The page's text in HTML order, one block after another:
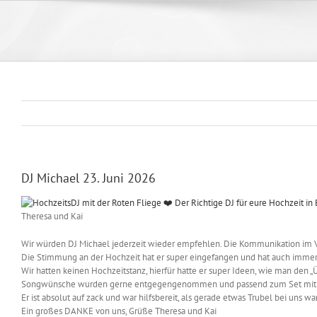
DJ Michael 23. Juni 2026
Theresa und Kai
Wir würden DJ Michael jederzeit wieder empfehlen. Die Kommunikation
Die Stimmung an der Hochzeit hat er super eingefangen und hat auch
Wir hatten keinen Hochzeitstanz, hierfür hatte er super Ideen, wie man den
Songwünsche wurden gerne entgegengenommen und passend zum Set
Er ist absolut auf zack und war hilfsbereit, als gerade etwas Trubel bei uns
Ein großes DANKE von uns, Grüße Theresa und Kai